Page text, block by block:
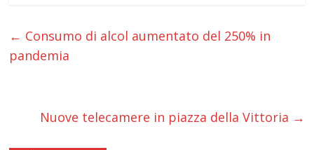
← Consumo di alcol aumentato del 250% in
pandemia
Nuove telecamere in piazza della Vittoria →